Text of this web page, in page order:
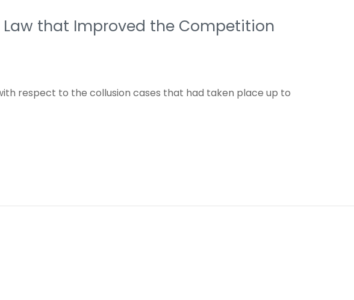
that Improved the Competition
respect to the collusion cases that had taken place up to